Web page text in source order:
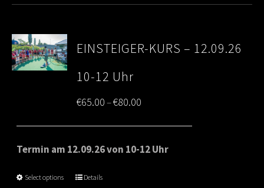
EINSTEIGER-KURS – 12.09.26
10-12 Uhr
€65.00–€80.00
range:
€65.00
Termin am 12.09.26 von 10-12 Uhr
Select options Details